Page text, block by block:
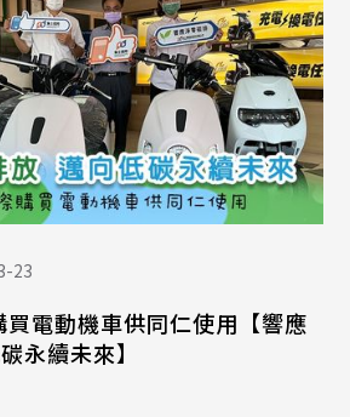
23
電動機車供同仁使用【響應
永續未來】